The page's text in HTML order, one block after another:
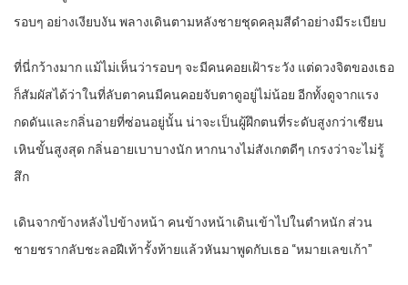
รอบๆ อย่างเงียบงัน พลางเดินตามหลังชายชุดคลุมสีดำอย่างมีระเบียบ
ที่นี่กว้างมาก แม้ไม่เห็นว่ารอบๆ จะมีคนคอยเฝ้าระวัง แต่ดวงจิตของเธอ
ก็สัมผัสได้ว่าในที่ลับตาคนมีคนคอยจับตาดูอยู่ไม่น้อย อีกทั้งดูจากแรง
กดดันและกลิ่นอายที่ซ่อนอยู่นั้น น่าจะเป็นผู้ฝึกตนที่ระดับสูงกว่าเซียน
เหินขั้นสูงสุด กลิ่นอายเบาบางนัก หากนางไม่สังเกตดีๆ เกรงว่าจะไม่รู้
สึก
เดินจากข้างหลังไปข้างหน้า คนข้างหน้าเดินเข้าไปในตำหนัก ส่วน
ชายชรากลับชะลอฝีเท้ารั้งท้ายแล้วหันมาพูดกับเธอ “หมายเลขเก้า”